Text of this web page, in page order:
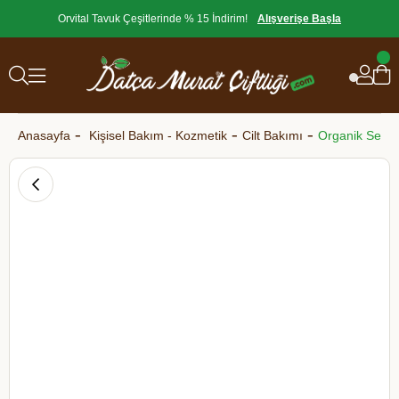
Orvital Tavuk Çeşitlerinde % 15 İndirim! Alışverişe Başla
Anasayfa Kişisel Bakım - Kozmetik Cilt Bakımı